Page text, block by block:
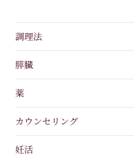
調理法
膵臓
薬
カウンセリング
妊活